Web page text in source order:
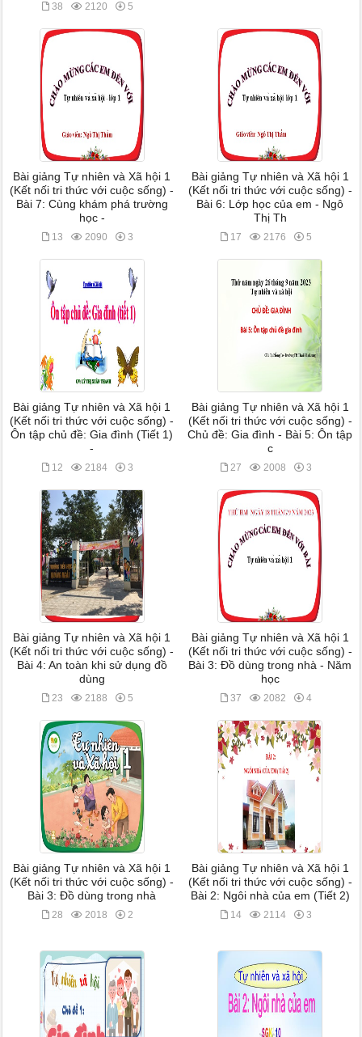
38 2120 5
Bài giảng Tự nhiên và Xã hội 1
(Kết nối tri thức với cuộc sống) -
Bài 7: Cùng khám phá trường
học -
13 2090 3
Bài giảng Tự nhiên và Xã hội 1
(Kết nối tri thức với cuộc sống) -
Bài 6: Lớp học của em - Ngô
Thị Th
17 2176 5
Bài giảng Tự nhiên và Xã hội 1
(Kết nối tri thức với cuộc sống) -
Ôn tập chủ đề: Gia đình (Tiết 1)
-
12 2184 3
Bài giảng Tự nhiên và Xã hội 1
(Kết nối tri thức với cuộc sống) -
Chủ đề: Gia đình - Bài 5: Ôn tập
c
27 2008 3
Bài giảng Tự nhiên và Xã hội 1
(Kết nối tri thức với cuộc sống) -
Bài 4: An toàn khi sử dụng đồ
dùng
23 2188 5
Bài giảng Tự nhiên và Xã hội 1
(Kết nối tri thức với cuộc sống) -
Bài 3: Đồ dùng trong nhà - Năm
học
37 2082 4
Bài giảng Tự nhiên và Xã hội 1
(Kết nối tri thức với cuộc sống) -
Bài 3: Đồ dùng trong nhà
28 2018 2
Bài giảng Tự nhiên và Xã hội 1
(Kết nối tri thức với cuộc sống) -
Bài 2: Ngôi nhà của em (Tiết 2)
14 2114 3